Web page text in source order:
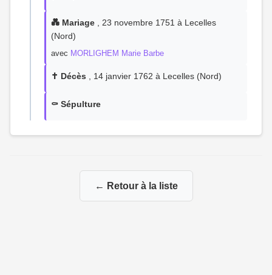
💑 Mariage , 23 novembre 1751 à Lecelles
(Nord)
avec MORLIGHEM Marie Barbe
✝️ Décès , 14 janvier 1762 à Lecelles (Nord)
⚰️ Sépulture
← Retour à la liste